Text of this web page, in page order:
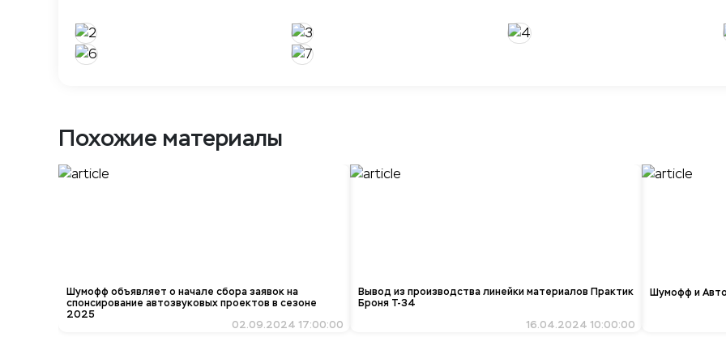
Похожие материалы
Шумофф объявляет о начале сбора заявок на
спонсирование автозвуковых проектов в сезоне
2025
02.09.2024 17:00:00
Вывод из производства линейки материалов Практик
Броня Т-34
16.04.2024 10:00:00
Шумофф и